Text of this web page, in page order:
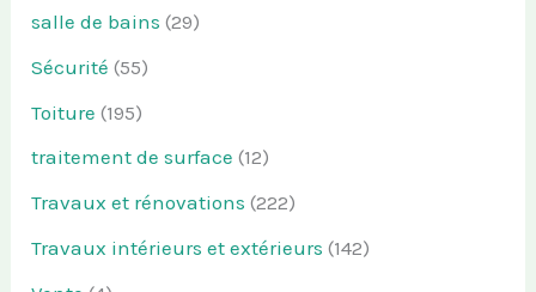
salle de bains (29)
Sécurité (55)
Toiture (195)
traitement de surface (12)
Travaux et rénovations (222)
Travaux intérieurs et extérieurs (142)